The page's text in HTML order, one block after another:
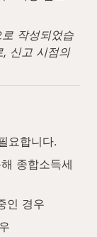
작성되었습
신고 시점의
요합니다.
종합소득세
인 경우